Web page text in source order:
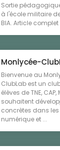
Sortie
à l'école militaire
BIA. Article
Monlycée-
Bienvenue au
ClubLab est un
élèves de TNE, CAP,
souhaitent
concrètes dans
numérique et ...